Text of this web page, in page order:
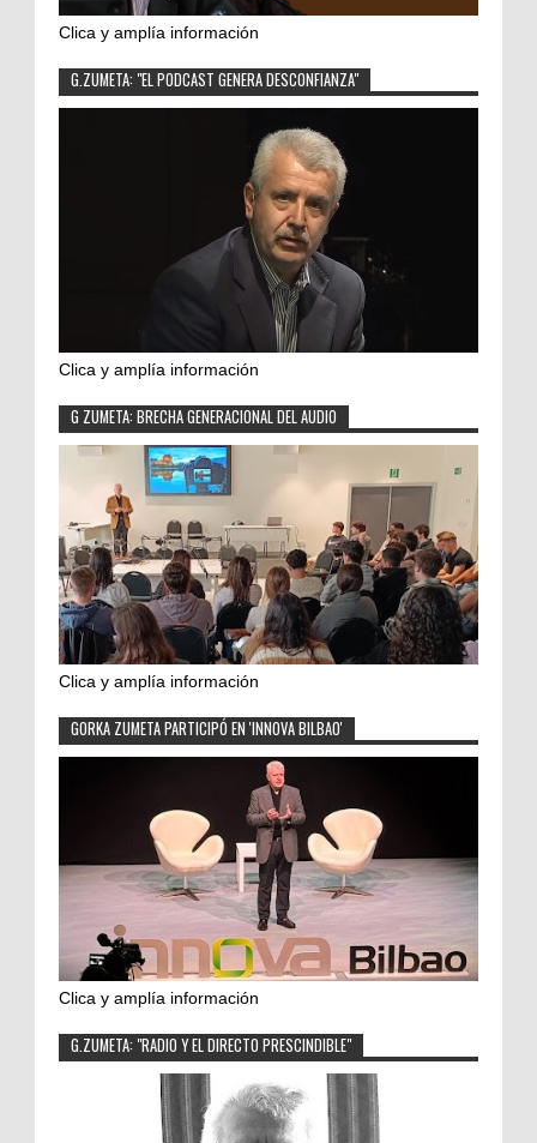
Clica y amplía información
G.ZUMETA: "EL PODCAST GENERA DESCONFIANZA"
Clica y amplía información
G ZUMETA: BRECHA GENERACIONAL DEL AUDIO
Clica y amplía información
GORKA ZUMETA PARTICIPÓ EN 'INNOVA BILBAO'
Clica y amplía información
G.ZUMETA: "RADIO Y EL DIRECTO PRESCINDIBLE"